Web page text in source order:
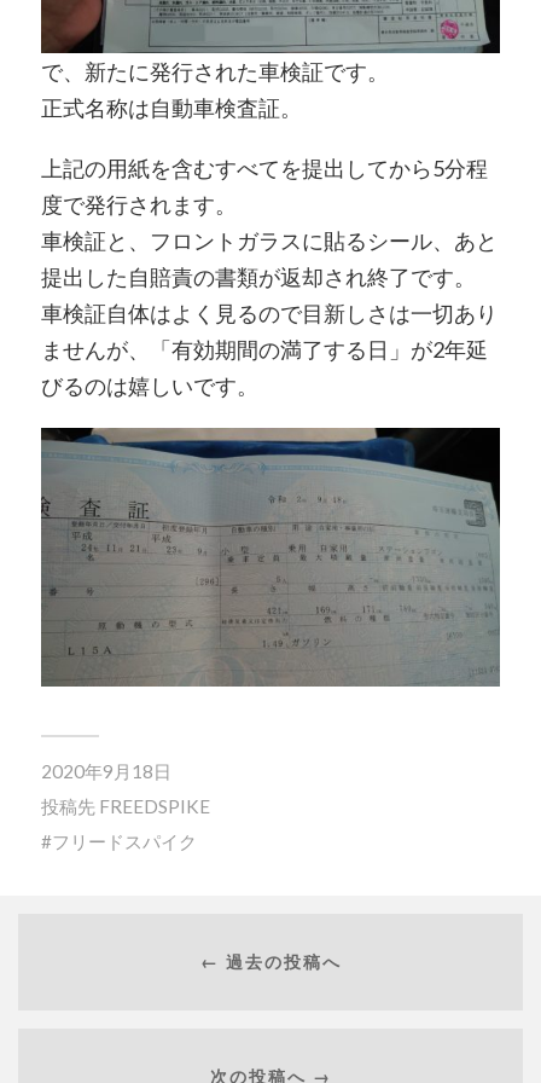
で、新たに発行された車検証です。
正式名称は自動車検査証。
上記の用紙を含むすべてを提出してから5分程
度で発行されます。
車検証と、フロントガラスに貼るシール、あと
提出した自賠責の書類が返却され終了です。
車検証自体はよく見るので目新しさは一切あり
ませんが、「有効期間の満了する日」が2年延
びるのは嬉しいです。
2020年9月18日
投稿先 FREEDSPIKE
フリードスパイク
← 過去の投稿へ
次の投稿へ →